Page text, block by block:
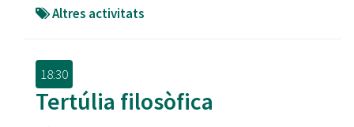
Altres activitats
18:30
Tertúlia filosòfica